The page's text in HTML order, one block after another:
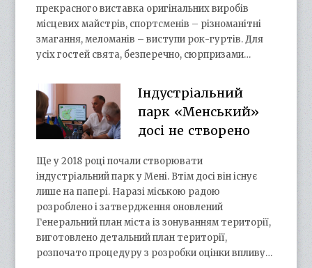
прекрасного виставка оригінальних виробів
місцевих майстрів, спортсменів – різноманітні
змагання, меломанів – виступи рок-гуртів. Для
усіх гостей свята, безперечно, сюрпризами…
Індустріальний
парк «Менський»
досі не створено
Ще у 2018 році почали створювати
індустріальний парк у Мені. Втім досі він існує
лише на папері. Наразі міською радою
розроблено і затвердження оновлений
Генеральний план міста із зонуванням території,
виготовлено детальний план території,
розпочато процедуру з розробки оцінки впливу…